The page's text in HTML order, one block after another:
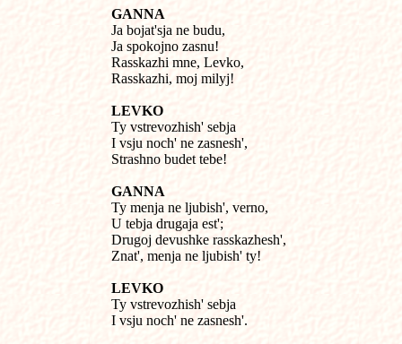
GANNA
Ja bojat'sja ne budu,
Ja spokojno zasnu!
Rasskazhi mne, Levko,
Rasskazhi, moj milyj!
LEVKO
Ty vstrevozhish' sebja
I vsju noch' ne zasnesh',
Strashno budet tebe!
GANNA
Ty menja ne ljubish', verno,
U tebja drugaja est';
Drugoj devushke rasskazhesh',
Znat', menja ne ljubish' ty!
LEVKO
Ty vstrevozhish' sebja
I vsju noch' ne zasnesh'.